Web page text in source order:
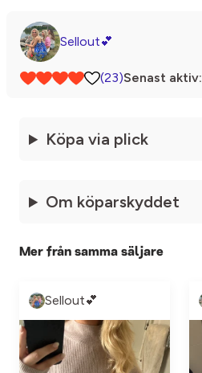
Sellout💕
(23)Senast aktiv:
Köpa via plick
Om köparskyddet
Mer från samma säljare
Sellout💕